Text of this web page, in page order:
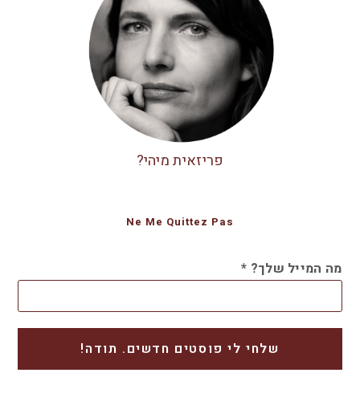
פריזאית מיהי?
Ne Me Quittez Pas
מה המייל שלך? *